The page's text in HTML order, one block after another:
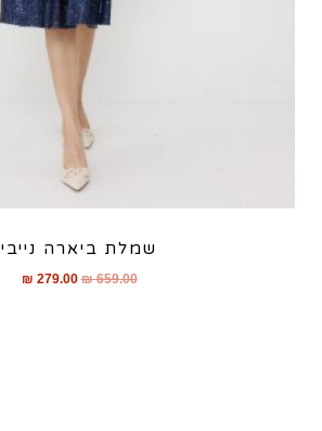
שמלת ביארה נייבי
₪659.00
₪ 279.00